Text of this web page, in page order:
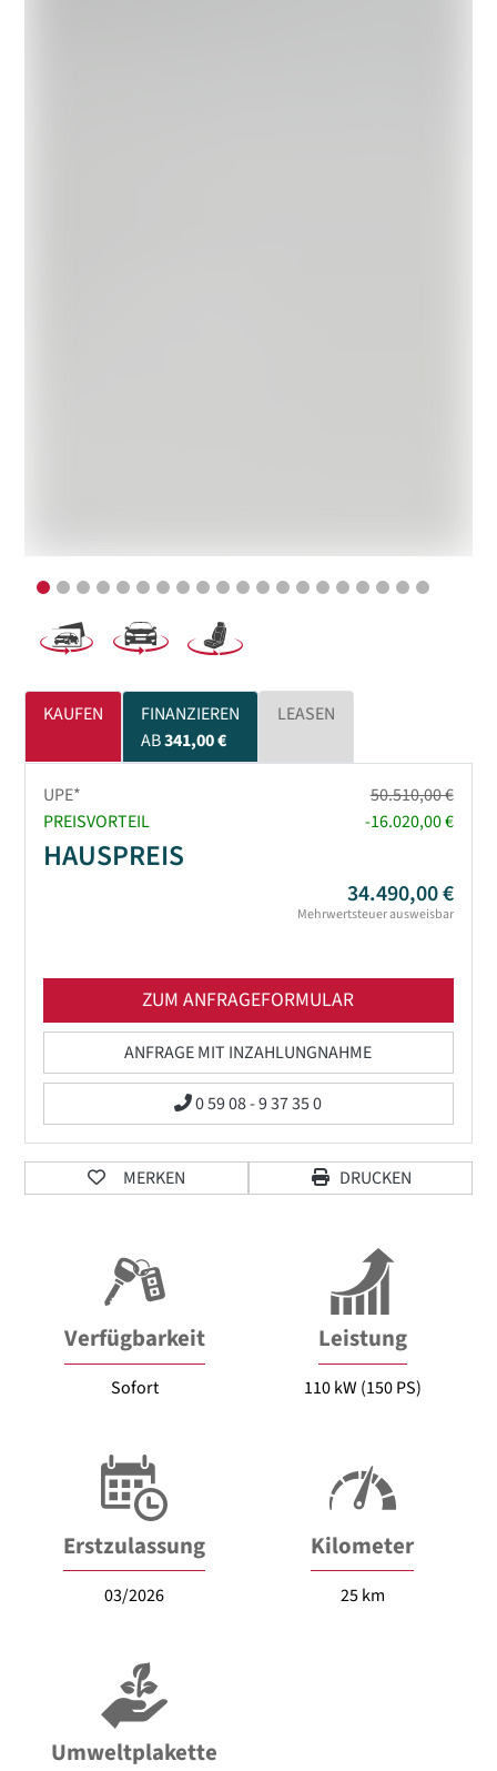
KAUFEN
FINANZIEREN
AB341,00 €
LEASEN
UPE*
50.510,00 €
PREISVORTEIL
-16.020,00 €
HAUSPREIS
34.490,00 €
Mehrwertsteuer ausweisbar
ZUM ANFRAGEFORMULAR
ANFRAGE MIT INZAHLUNGNAHME
0 59 08 - 9 37 35 0
MERKEN DRUCKEN
Verfügbarkeit
Sofort
Leistung
110 kW (150 PS)
Erstzulassung
03/2026
Kilometer
25 km
Umweltplakette